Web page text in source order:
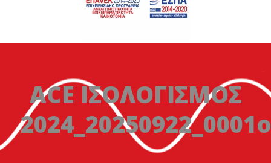
ACE ΙΣΟΛΟΓΙΣΜΟΣ